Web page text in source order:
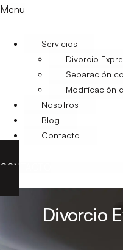
Menu
Servicios
Divorcio
Separación
Modificación
Nosotros
Blog
Contacto
CONTACTO
Divorcio